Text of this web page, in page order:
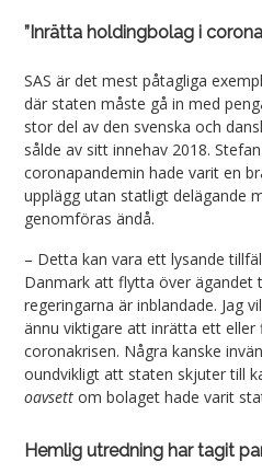
”Inrätta holdingbolag i
SAS är det mest påtagliga
där staten måste gå in med
stor del av den svenska och
sålde av sitt innehav 2018.
coronapandemin hade varit en
upplägg utan statligt delägande
genomföras ändå.
– Detta kan vara ett lysande
Danmark att flytta över ägandet
regeringarna är inblandade. Jag
ännu viktigare att inrätta ett eller
coronakrisen. Några kanske
oundvikligt att staten skjuter till
oavsett om bolaget hade varit
Hemlig utredning har tagit